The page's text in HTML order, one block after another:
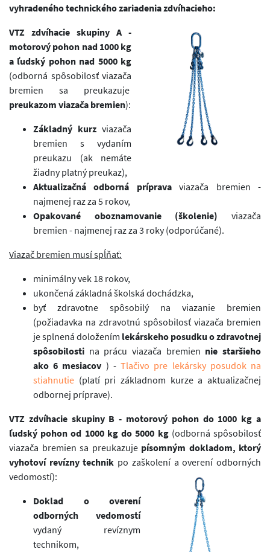
vyhradeného technického zariadenia zdvíhacieho:
VTZ zdvíhacie skupiny A -
motorový pohon nad 1000 kg
a ľudský pohon nad 5000 kg
(odborná spôsobilosť viazača
bremien sa preukazuje
preukazom viazača bremien):
Základný kurz viazača
bremien s vydaním
preukazu (ak nemáte
žiadny platný preukaz),
Aktualizačná odborná prípravaviazača bremien -
najmenej raz za 5 rokov,
Opakované oboznamovanie (školenie) viazača
bremien - najmenej raz za 3 roky (odporúčané).
Viazač bremien musí spĺňať:
minimálny vek 18 rokov,
ukončená základná školská dochádzka,
byť zdravotne spôsobilý na viazanie bremien
(požiadavka na zdravotnú spôsobilosť viazača bremien
je splnená doložením lekárskeho posudku o zdravotnej
spôsobilosti na prácu viazača bremien nie staršieho
ako 6 mesiacov ) -Tlačivo pre lekársky posudok na
stiahnutie (platí pri základnom kurze a aktualizačnej
odbornej príprave).
VTZ zdvíhacie skupiny B - motorový pohon do 1000 kg a
ľudský pohon od 1000 kg do 5000 kg (odborná spôsobilosť
viazača bremien sa preukazuje písomným dokladom, ktorý
vyhotoví revízny technik po zaškolení a overení odborných
vedomostí):
Doklad o overení
odborných vedomostí
vydaný revíznym
technikom,